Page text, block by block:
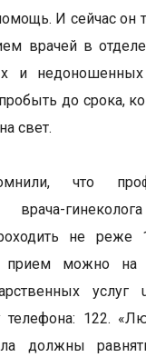
И сейчас он
врачей в
и недоношенных
до срока,
свет.
что
не реже
прием можно на
услуг
122.
должны